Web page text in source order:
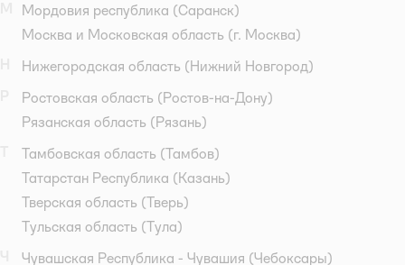
Мордовия республика (Саранск)
Москва и Московская область (г. Москва)
Нижегородская область (Нижний Новгород)
Ростовская область (Ростов-на-Дону)
Рязанская область (Рязань)
Тамбовская область (Тамбов)
Татарстан Республика (Казань)
Тверская область (Тверь)
Тульская область (Тула)
Чувашская Республика - Чувашия (Чебоксары)